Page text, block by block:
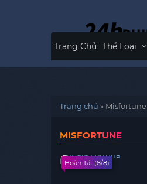
Trang Chủ Thể Loại
Trang chủ » Misfortune
MISFORTUNE
Hoàn Tất (8/8)